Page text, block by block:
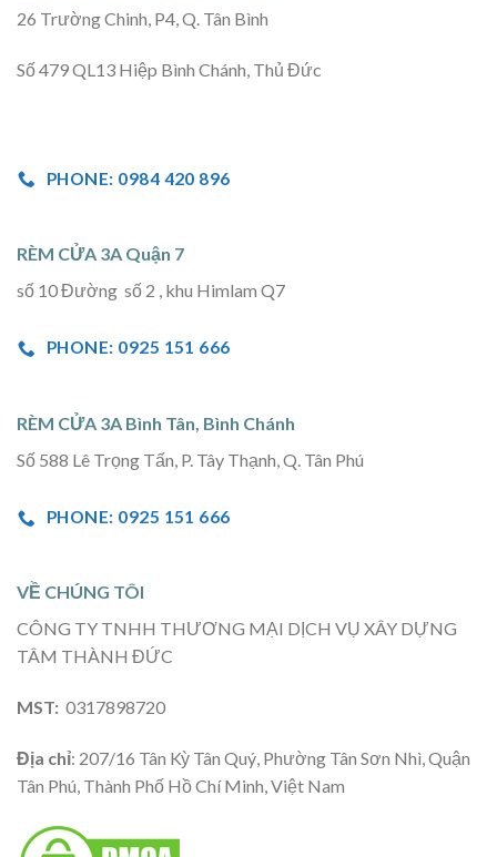
26 Trường Chinh, P4, Q. Tân Bình
Số 479 QL13 Hiệp Bình Chánh, Thủ Đức
PHONE: 0984 420 896
RÈM CỬA 3A Quận 7
số 10 Đường số 2 , khu Himlam Q7
PHONE: 0925 151 666
RÈM CỬA 3A Bình Tân, Bình Chánh
Số 588 Lê Trọng Tấn, P. Tây Thạnh, Q. Tân Phú
PHONE: 0925 151 666
VỀ CHÚNG TÔI
CÔNG TY TNHH THƯƠNG MẠI DỊCH VỤ XÂY DỰNG
TÂM THÀNH ĐỨC
MST: 0317898720
Địa chỉ: 207/16 Tân Kỳ Tân Quý, Phường Tân Sơn Nhì, Quận
Tân Phú, Thành Phố Hồ Chí Minh, Việt Nam